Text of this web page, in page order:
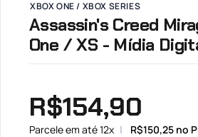
XBOX ONE / XBOX SERIES
Assassin's Creed
One / XS - Mídia
R$154,90
Parcele em até 12x R$150,25 no